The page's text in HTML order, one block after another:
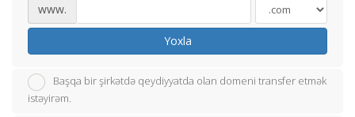
www.
Yoxla
Başqa bir şirkətdə qeydiyyatda olan domeni transfer etmək
istəyirəm.